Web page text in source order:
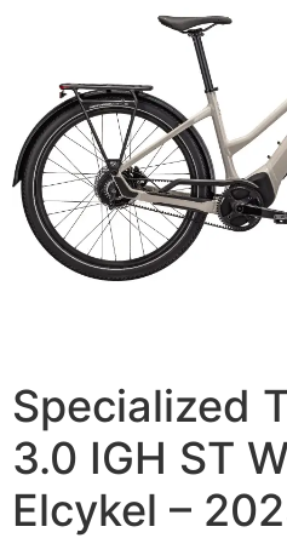
Specialized
3.0 IGH ST
Elcykel –